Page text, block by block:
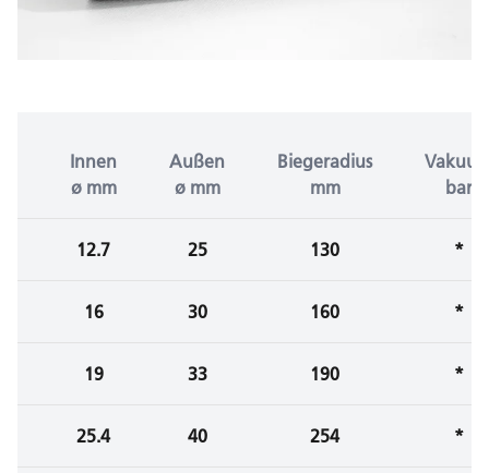
Innen
ø mm
Außen
ø mm
Biegeradius
mm
bar
12.7 25 130 *
16 30 160 *
19 33 190 *
25.4 40 254 *